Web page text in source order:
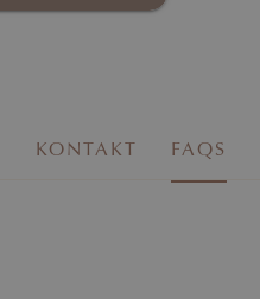
KONTAKT FAQS